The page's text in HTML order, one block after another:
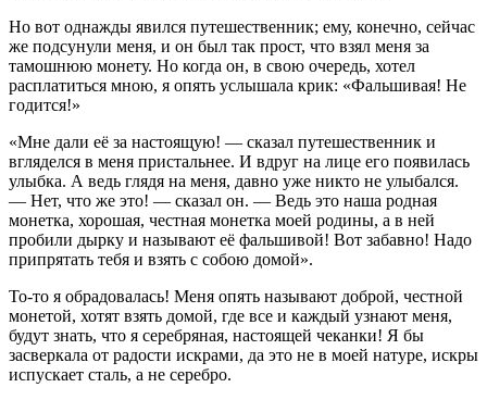
Но вот однажды явился путешественник; ему, конечно, сейчас
же подсунули меня, и он был так прост, что взял меня за
тамошнюю монету. Но когда он, в свою очередь, хотел
расплатиться мною, я опять услышала крик: «Фальшивая! Не
годится!»
«Мне дали её за настоящую! — сказал путешественник и
вгляделся в меня пристальнее. И вдруг на лице его появилась
улыбка. А ведь глядя на меня, давно уже никто не улыбался.
— Нет, что же это! — сказал он. — Ведь это наша родная
монетка, хорошая, честная монетка моей родины, а в ней
пробили дырку и называют её фальшивой! Вот забавно! Надо
припрятать тебя и взять с собою домой».
То-то я обрадовалась! Меня опять называют доброй, честной
монетой, хотят взять домой, где все и каждый узнают меня,
будут знать, что я серебряная, настоящей чеканки! Я бы
засверкала от радости искрами, да это не в моей натуре, искры
испускает сталь, а не серебро.